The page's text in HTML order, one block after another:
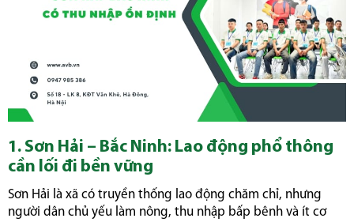
1. Sơn Hải – Bắc Ninh: Lao động phổ thông
cần lối đi bền vững
Sơn Hải là xã có truyền thống lao động chăm chỉ, nhưng
người dân chủ yếu làm nông, thu nhập bấp bênh và ít cơ